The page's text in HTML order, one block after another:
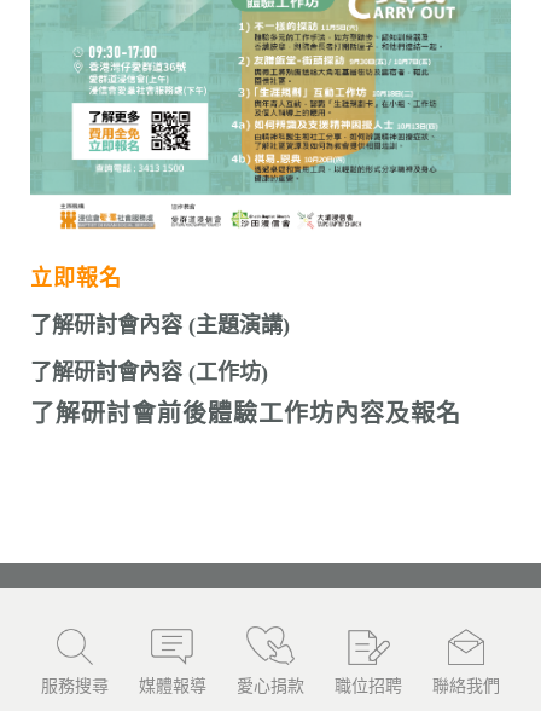
立即報名
了解研討會內容 (主題演講)
了解研討會內容 (工作坊)
了解研討會前後體驗工作坊內容及報名
服務搜尋 媒體報導 愛心捐款 職位招聘 聯絡我們